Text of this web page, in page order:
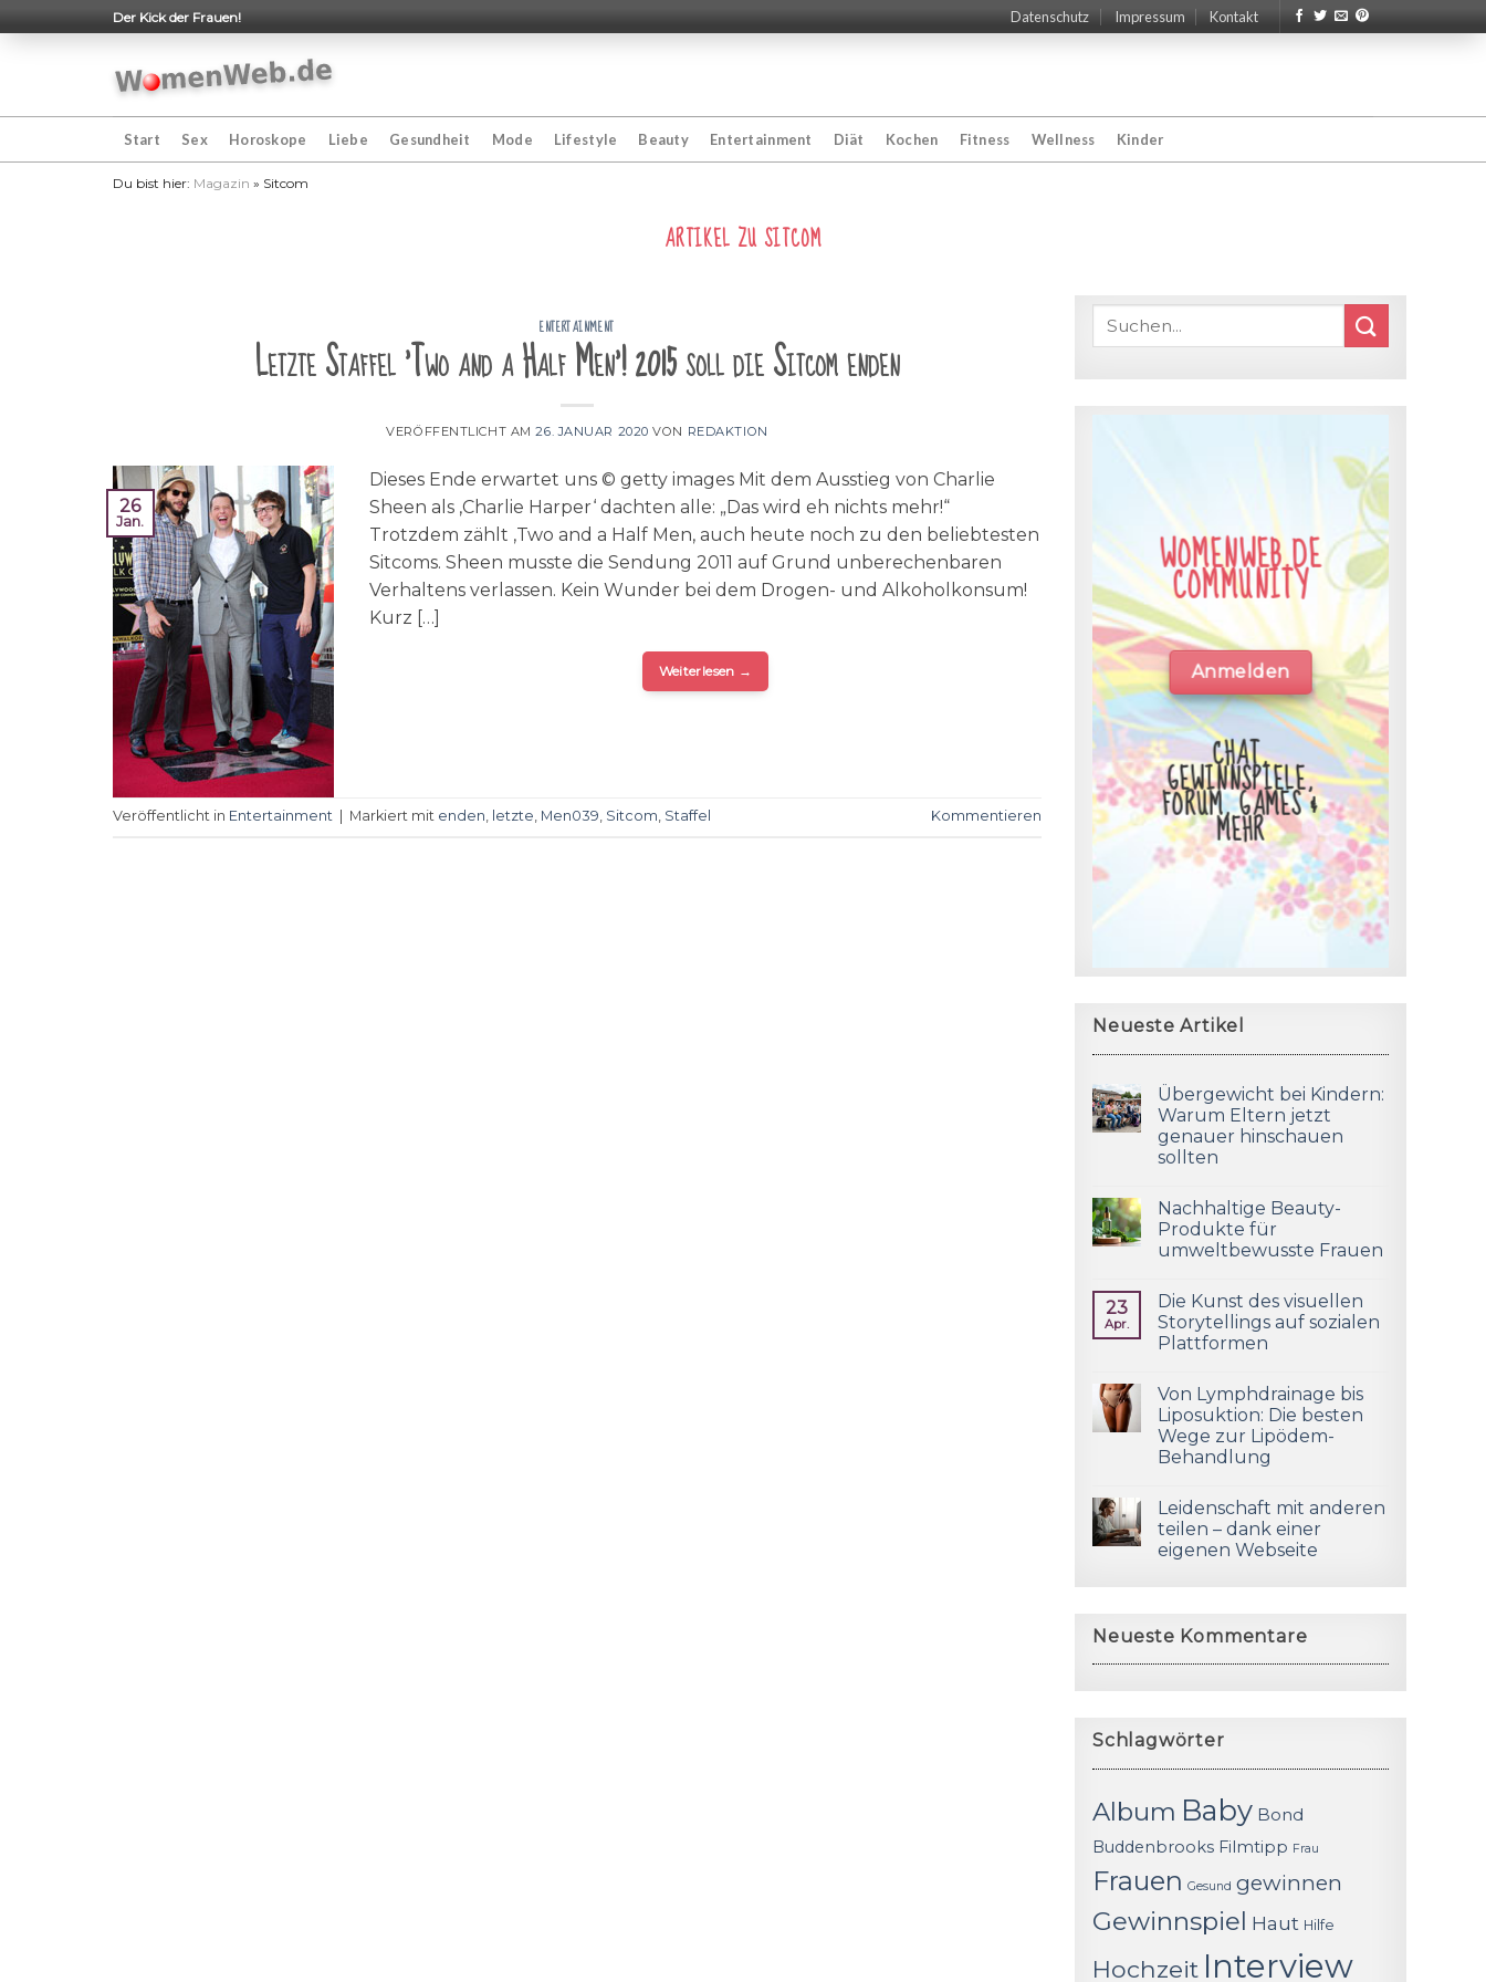
to
Der Kick der Frauen! Datenschutz Impressum Kontakt
Start Sex Horoskope Liebe Gesundheit Mode Lifestyle Beauty Entertainment Diät Kochen Fitness Wellness Kinder
Du bist hier: Magazin » Sitcom
ARTIKEL ZU SITCOM
ENTERTAINMENT
Letzte Staffel 'Two and a Half Men'! 2015 soll die Sitcom enden
VERÖFFENTLICHT AM26. JANUAR 2020 VON REDAKTION
26
Jan.
Dieses Ende erwartet uns © getty images Mit dem Ausstieg von Charlie
Sheen als ‚Charlie Harper‘ dachten alle: „Das wird eh nichts mehr!“
Trotzdem zählt ‚Two and a Half Men‚ auch heute noch zu den beliebtesten
Sitcoms. Sheen musste die Sendung 2011 auf Grund unberechenbaren
Verhaltens verlassen. Kein Wunder bei dem Drogen- und Alkoholkonsum!
Kurz […]
Weiterlesen →
Veröffentlicht in Entertainment Markiert mit enden, letzte, Men039, Sitcom, Staffel Kommentieren
WOMENWEB.DE
COMMUNITY
Anmelden
CHAT,
GEWINNSPIELE,
FORUM, GAMES &
MEHR
Neueste Artikel
Übergewicht bei Kindern:
Warum Eltern jetzt
genauer hinschauen
sollten
Nachhaltige Beauty-
Produkte für
umweltbewusste Frauen
23
Apr.
Die Kunst des visuellen
Storytellings auf sozialen
Plattformen
Von Lymphdrainage bis
Liposuktion: Die besten
Wege zur Lipödem-
Behandlung
Leidenschaft mit anderen
teilen – dank einer
eigenen Webseite
Neueste Kommentare
Schlagwörter
Album Baby Bond
Buddenbrooks Filmtipp Frau
Frauen Gesund gewinnen
Gewinnspiel Haut Hilfe
Hochzeit Interview